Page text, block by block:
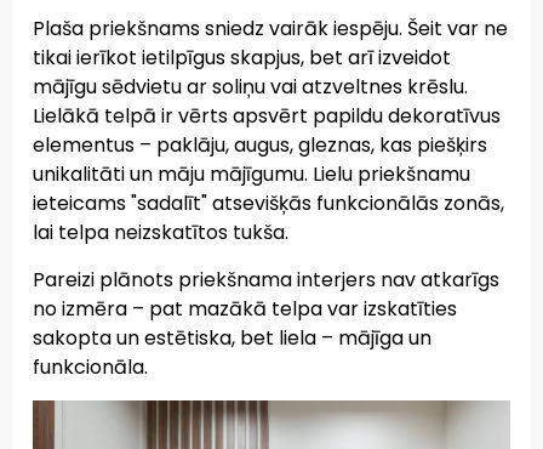
Plaša priekšnams sniedz vairāk iespēju. Šeit var ne
tikai ierīkot ietilpīgus skapjus, bet arī izveidot
mājīgu sēdvietu ar soliņu vai atzveltnes krēslu.
Lielākā telpā ir vērts apsvērt papildu dekoratīvus
elementus – paklāju, augus, gleznas, kas piešķirs
unikalitāti un māju mājīgumu. Lielu priekšnamu
ieteicams "sadalīt" atsevišķās funkcionālās zonās,
lai telpa neizskatītos tukša.
Pareizi plānots priekšnama interjers nav atkarīgs
no izmēra – pat mazākā telpa var izskatīties
sakopta un estētiska, bet liela – mājīga un
funkcionāla.